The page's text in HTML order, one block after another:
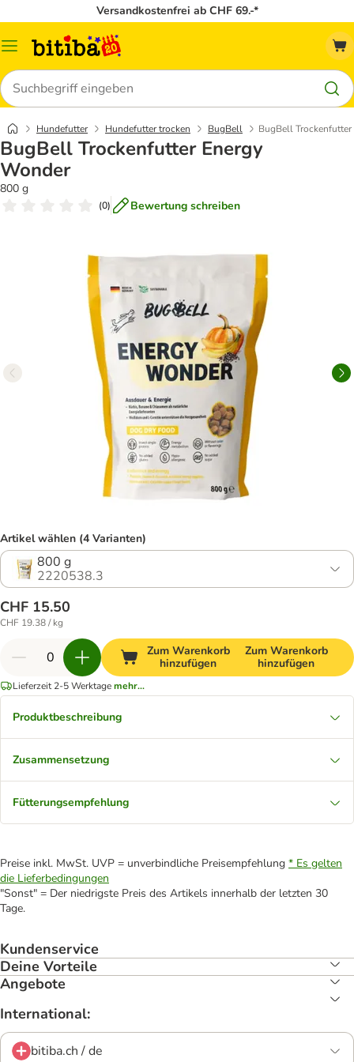
Versandkostenfrei ab CHF 69.-*
Menü
Suchen
Hundefutter Hundefutter trocken BugBell BugBell
BugBell Trockenfutter Energy
Wonder
800 g
(0) Bewertung schreiben
Artikel wählen (4 Varianten)
800 g
2220538.3
CHF 15.50
CHF 19.38 / kg
Zum Warenkorb
hinzufügen
Zum Warenkorb
hinzufügen
Lieferzeit 2-5 Werktagemehr...
Produktbeschreibung
Zusammensetzung
Fütterungsempfehlung
Preise inkl. MwSt. UVP = unverbindliche Preisempfehlung * Es gelten
die Lieferbedingungen
"Sonst" = Der niedrigste Preis des Artikels innerhalb der letzten 30
Tage.
Kundenservice
Deine Vorteile
Angebote
International:
bitiba.ch / de